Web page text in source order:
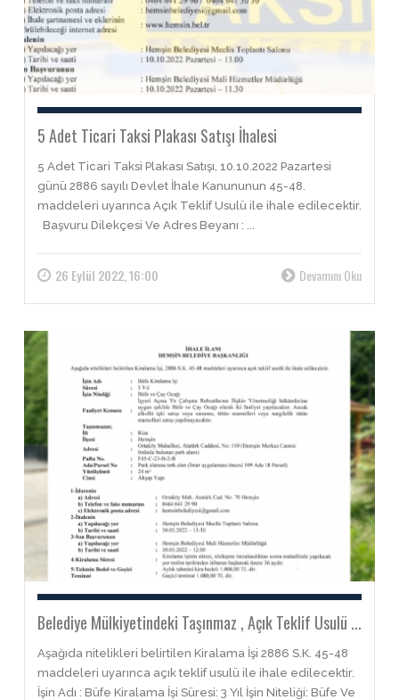
5 Adet Ticari Taksi Plakası Satışı İhalesi
5 Adet Ticari Taksi Plakası Satışı, 10.10.2022 Pazartesi
günü 2886 sayılı Devlet İhale Kanununun 45-48.
maddeleri uyarınca Açık Teklif Usulü ile ihale edilecektir.
Başvuru Dilekçesi Ve Adres Beyanı : ...
26 Eylül 2022, 16:00 Devamını Oku
Belediye Mülkiyetindeki Taşınmaz , Açık Teklif Usulü ...
Aşağıda nitelikleri belirtilen Kiralama İşi 2886 S.K. 45-48
maddeleri uyarınca açık teklif usulü ile ihale edilecektir.
İşin Adı : Büfe Kiralama İşi Süresi: 3 Yıl İşin Niteliği: Büfe Ve